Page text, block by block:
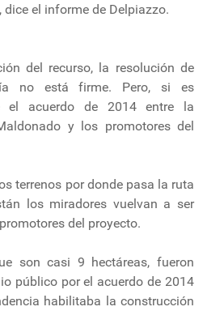
dice el informe de Delpiazzo.
del recurso, la resolución de
no está firme. Pero, si es
el acuerdo de 2014 entre la
y los promotores del
terrenos por donde pasa la ruta
los miradores vuelvan a ser
del proyecto.
son casi 9 hectáreas, fueron
público por el acuerdo de 2014
habilitaba la construcción